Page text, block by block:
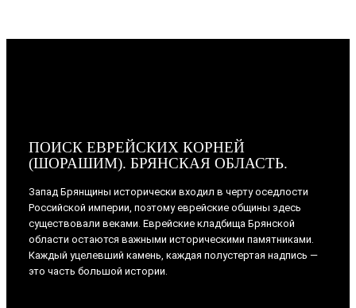
ПОИСК ЕВРЕЙСКИХ КОРНЕЙ
(ШОРАШИМ). БРЯНСКАЯ ОБЛАСТЬ.
Запад Брянщины исторически входил в черту оседлости
Российской империи, поэтому еврейские общины здесь
существовали веками. Еврейские кладбища Брянской
области остаются важными историческими памятниками.
Каждый уцелевший камень, каждая полустертая надпись —
это часть большой истории.